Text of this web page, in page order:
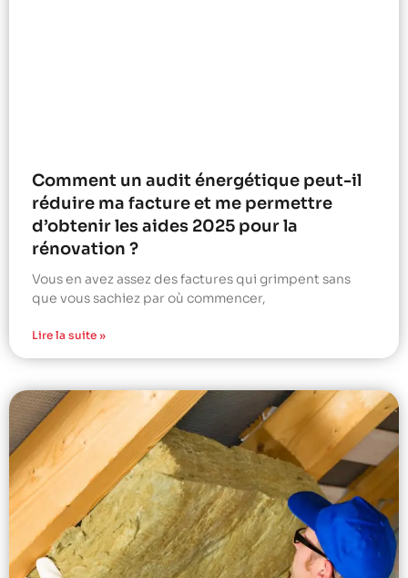
Comment un audit énergétique peut-il
réduire ma facture et me permettre
d’obtenir les aides 2025 pour la
rénovation ?
Vous en avez assez des factures qui grimpent sans
que vous sachiez par où commencer,
Lire la suite »